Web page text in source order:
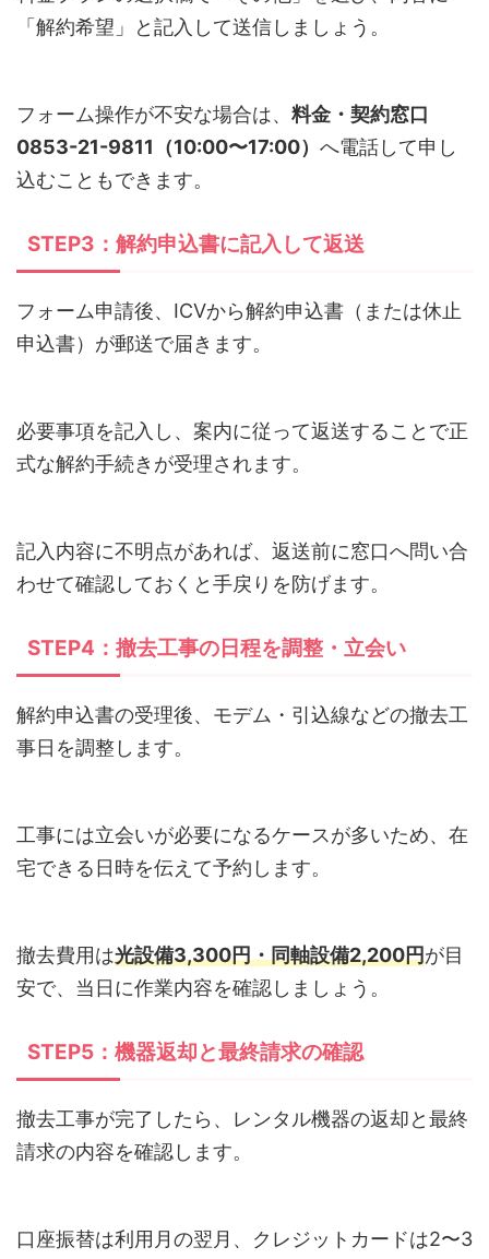
「解約希望」と記入して送信しましょう。
フォーム操作が不安な場合は、 料金・契約窓口
0853-21-9811（10:00〜17:00） へ電話して申し
込むこともできます。
STEP3：解約申込書に記入して返送
フォーム申請後、ICVから解約申込書（または休止
申込書）が郵送で届きます。
必要事項を記入し、案内に従って返送することで正
式な解約手続きが受理されます。
記入内容に不明点があれば、返送前に窓口へ問い合
わせて確認しておくと手戻りを防げます。
STEP4：撤去工事の日程を調整・立会い
解約申込書の受理後、モデム・引込線などの撤去工
事日を調整します。
工事には立会いが必要になるケースが多いため、在
宅できる日時を伝えて予約します。
撤去費用は光設備3,300円・同軸設備2,200円が目
安で、当日に作業内容を確認しましょう。
STEP5：機器返却と最終請求の確認
撤去工事が完了したら、レンタル機器の返却と最終
請求の内容を確認します。
口座振替は利用月の翌月、クレジットカードは2〜3